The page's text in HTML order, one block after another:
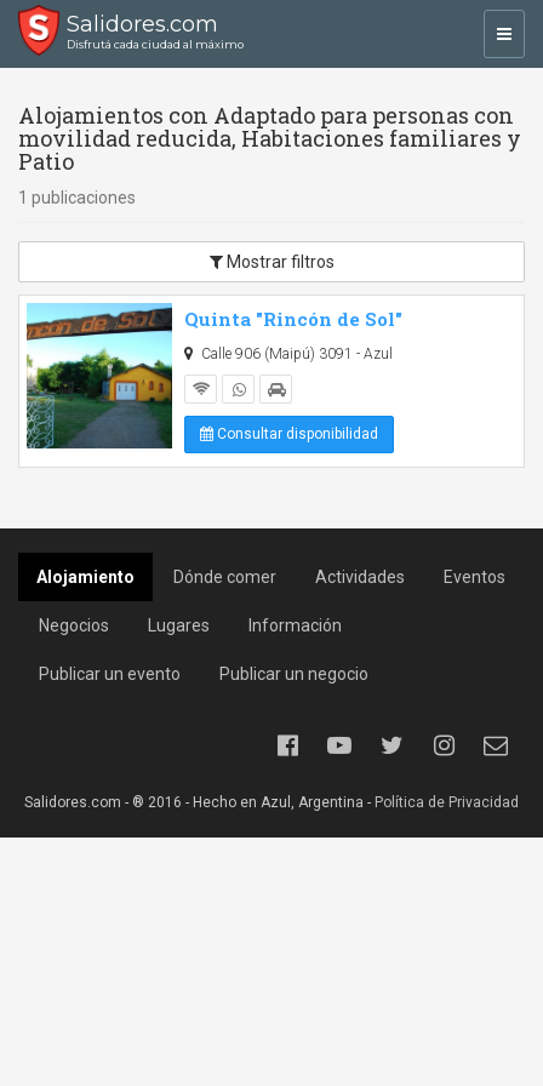
Salidores.com
Disfrutá cada ciudad al máximo
Alojamientos con Adaptado para personas con
movilidad reducida, Habitaciones familiares y
Patio
1 publicaciones
Mostrar filtros
Quinta "Rincón de Sol"
Calle 906 (Maipú) 3091 - Azul
Consultar disponibilidad
Alojamiento Dónde comer Actividades Eventos
Negocios Lugares Información
Publicar un evento Publicar un negocio
Salidores.com - ® 2016 - Hecho en Azul, Argentina - Política de Privacidad